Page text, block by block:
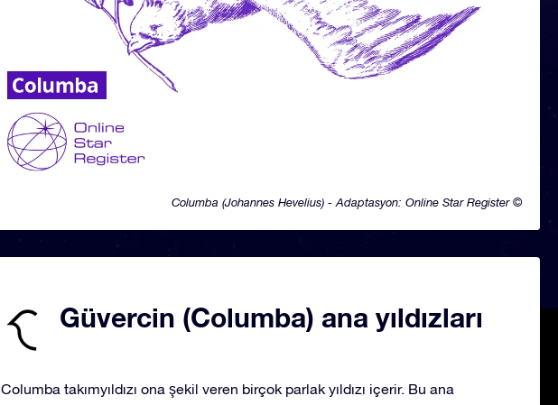
Columba (Johannes Hevelius) - Adaptasyon: Online Star Register ©
Güvercin (Columba) ana yıldızları
Columba takımyıldızı ona şekil veren birçok parlak yıldızı içerir. Bu ana